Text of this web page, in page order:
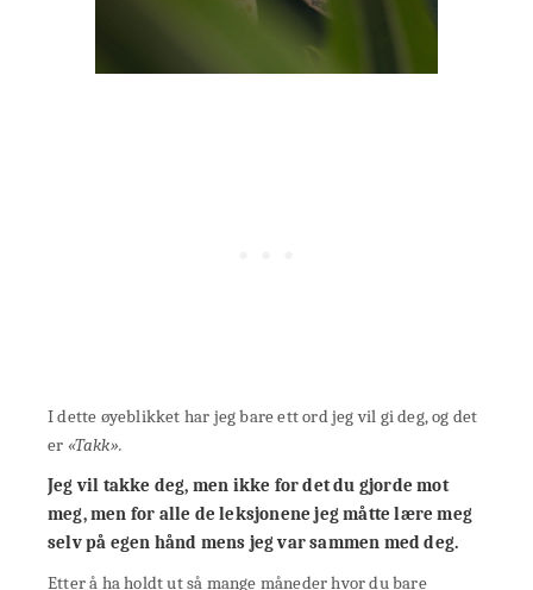
I dette øyeblikket har jeg bare ett ord jeg vil gi deg, og det
er «Takk».
Jeg vil takke deg, men ikke for det du gjorde mot
meg, men for alle de leksjonene jeg måtte lære meg
selv på egen hånd mens jeg var sammen med deg.
Etter å ha holdt ut så mange måneder hvor du bare